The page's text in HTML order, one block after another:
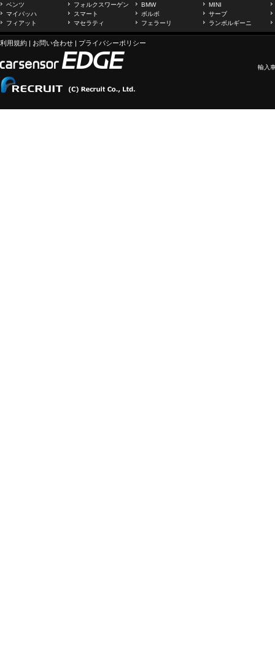
ベンツ フォルクスワーゲン BMW
MINI
マイバッハ
スマート ボルボ
サーブ
フィアット
マセラティ フェラーリ ランボルギーニ
利用規約 | お問い合わせ | プライバシーポリシー
輸入